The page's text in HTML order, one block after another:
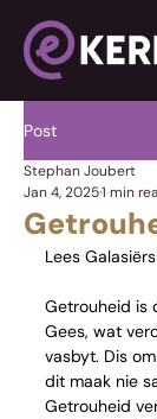
Post
Stephan Joubert
Jan 4, 20251 min
Lees
Getrouheid is
Gees, wat
vasbyt. Dis
dit maak nie
Getrouheid